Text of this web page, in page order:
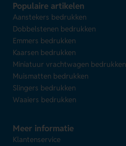
Populaire artikelen
Aanstekers bedrukken
Dobbelstenen bedrukken
Emmers bedrukken
Kaarsen bedrukken
Miniatuur vrachtwagen bedrukken
Muismatten bedrukken
Slingers bedrukken
Waaiers bedrukken
Meer informatie
Klantenservice